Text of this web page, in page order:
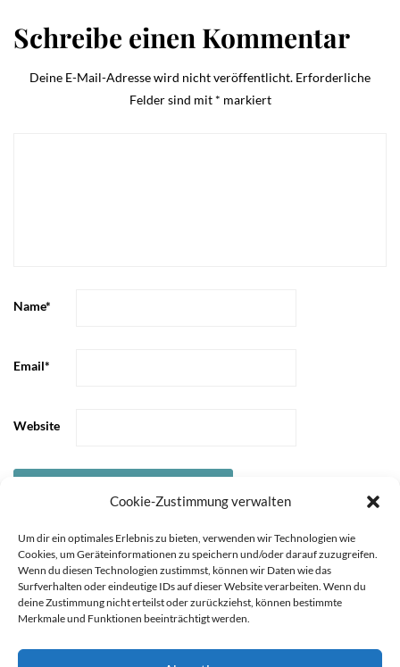
Cookie-Zustimmung verwalten
Um dir ein optimales Erlebnis zu bieten, verwenden wir Technologien wie
Cookies, um Geräteinformationen zu speichern und/oder darauf zuzugreifen.
Wenn du diesen Technologien zustimmst, können wir Daten wie das
Surfverhalten oder eindeutige IDs auf dieser Website verarbeiten. Wenn du
deine Zustimmung nicht erteilst oder zurückziehst, können bestimmte
Merkmale und Funktionen beeinträchtigt werden.
Schreibe einen Kommentar
Deine E-Mail-Adresse wird nicht veröffentlicht. Erforderliche
Felder sind mit * markiert
Name*
Email*
Website